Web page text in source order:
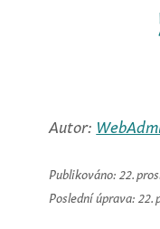
Autor:
Publikováno: 22.
Poslední úprava: 22.